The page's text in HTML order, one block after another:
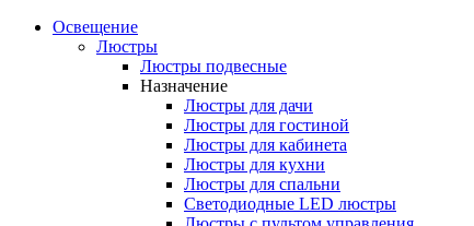
Освещение
Люстры
Люстры подвесные
Назначение
Люстры для дачи
Люстры для гостиной
Люстры для кабинета
Люстры для кухни
Люстры для спальни
Светодиодные LED люстры